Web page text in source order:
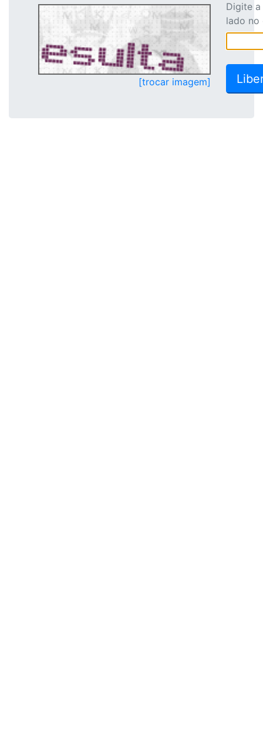
[trocar imagem]
Digite
lado no